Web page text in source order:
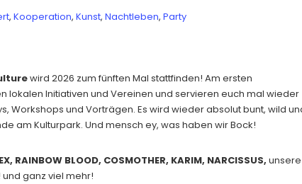
, Kooperation, Kunst, Nachtleben, Party
wird 2026 zum fünften Mal stattfinden! Am ersten
Initiativen und Vereinen und servieren euch mal wieder
Workshops und Vorträgen. Es wird wieder absolut bunt, wild
am Kulturpark. Und mensch ey, was haben wir Bock!
RAINBOW BLOOD, COSMOTHER, KARIM, NARCISSUS, unsere
und ganz viel mehr!